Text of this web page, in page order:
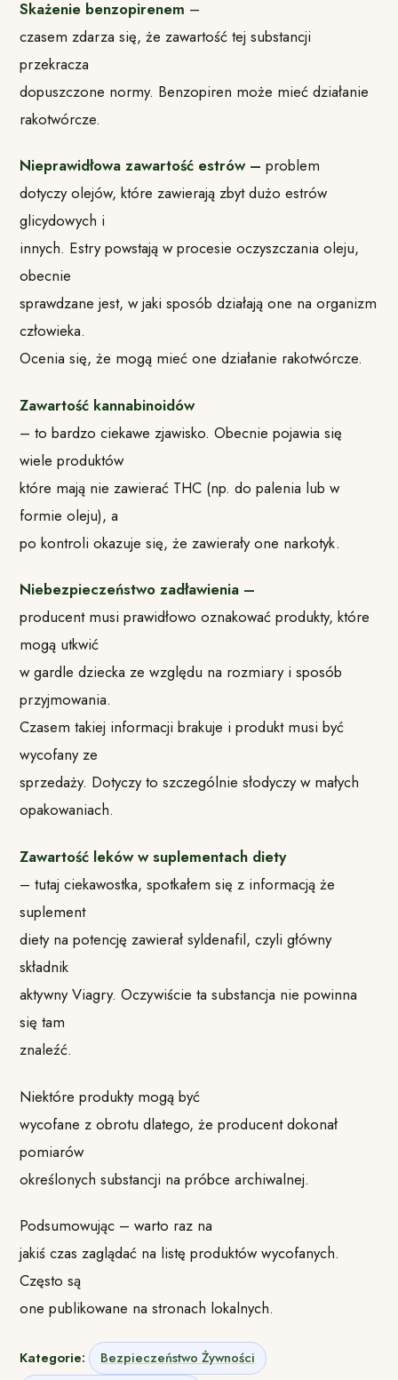
Skażenie benzopirenem –
czasem zdarza się, że zawartość tej substancji
przekracza
dopuszczone normy. Benzopiren może mieć działanie
rakotwórcze.
Nieprawidłowa zawartość estrów –problem
dotyczy olejów, które zawierają zbyt dużo estrów
glicydowych i
innych. Estry powstają w procesie oczyszczania oleju,
obecnie
sprawdzane jest, w jaki sposób działają one na organizm
człowieka.
Ocenia się, że mogą mieć one działanie rakotwórcze.
Zawartość kannabinoidów
– to bardzo ciekawe zjawisko. Obecnie pojawia się
wiele produktów
które mają nie zawierać THC (np. do palenia lub w
formie oleju), a
po kontroli okazuje się, że zawierały one narkotyk.
Niebezpieczeństwo zadławienia –
producent musi prawidłowo oznakować produkty, które
mogą utkwić
w gardle dziecka ze względu na rozmiary i sposób
przyjmowania.
Czasem takiej informacji brakuje i produkt musi być
wycofany ze
sprzedaży. Dotyczy to szczególnie słodyczy w małych
opakowaniach.
Zawartość leków w suplementach diety
– tutaj ciekawostka, spotkałem się z informacją że
suplement
diety na potencję zawierał syldenafil, czyli główny
składnik
aktywny Viagry. Oczywiście ta substancja nie powinna
się tam
znaleźć.
Niektóre produkty mogą być
wycofane z obrotu dlatego, że producent dokonał
pomiarów
określonych substancji na próbce archiwalnej.
Podsumowując – warto raz na
jakiś czas zaglądać na listę produktów wycofanych.
Często są
one publikowane na stronach lokalnych.
Kategorie:
Bezpieczeństwo Żywności